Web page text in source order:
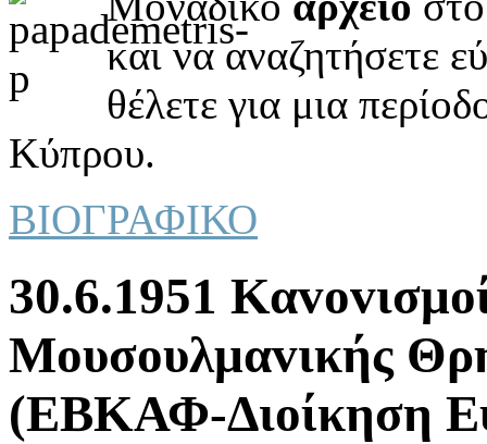
και να αναζητήσετε
θέλετε για μια
Κύπρου.
ΒΙΟΓΡΑΦΙΚΟ
30.6.1951
Μoυσoυλμαvικής
(ΕΒΚΑΦ-Διoίκηση